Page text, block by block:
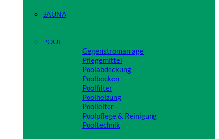
SAUNA
POOL
Gegenstromanlage
Pflegemittel
Poolabdeckung
Poolbecken
Poolfilter
Poolheizung
Poolleiter
Poolpflege & Reinigung
Pooltechnik